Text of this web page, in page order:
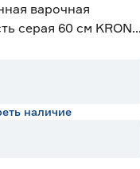
варочная
серая 60 см KRONA
наличие